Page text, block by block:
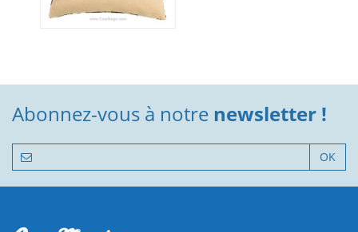
Abonnez-vous à notre newsletter !
OK